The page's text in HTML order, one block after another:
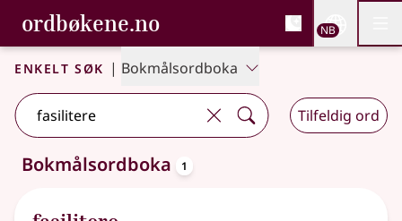
Gå til hovedinnhold
Tilgjengelighet
ordbøkene.no, Bokmålsordboka og
Bokmålsordboka og Nynorskordboka
NB
Enkelt søk | Bokmålsordboka
Tilfeldig ord
Ett treff.Ytterligere søkeforslag tilgjengelige
Bokmålsordboka 1